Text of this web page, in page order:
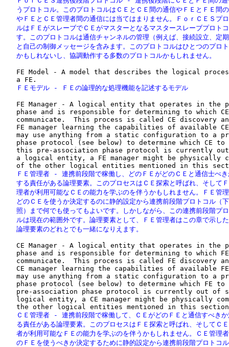
うプロトコル。このプロトコルはＣＥとＣＥ間の通信やＦＥとＦＥ間
やＦＥとＣＥ管理者間の通信には当てはまりません。ＦｏｒＣＥＳプ
ルはＦＥがスレーブでＣＥがマスターとなるマスタースレーブプロト
す。このプロトコルは通信チャンネルの管理（例えば、接続設立、定
と自己の制御メッセージを含みます。このプロトコルはひとつのプロ
   かもしれないし、協調動作する多数のプロトコルかもしれません。
FE Model - A model that describes the logical
   ＦＥモデル - ＦＥの論理的な処理機能を記述するモデル
FE Manager - A logical entity that operates in the
phase and is responsible for determining to which
communicate.  This process is called CE discovery
FE manager learning the capabilities of available
may use anything from a static configuration to a
phase protocol (see below) to determine which CE to
this pre-association phase protocol is currently
a logical entity, a FE manager might be physically
ＦＥ管理者 - 連携前段階で稼働し、どのＦＥがどのＣＥと通信士べ
する責任がある論理要素。このプロセスはＣＥ探索と呼ばれ、そして
理者が利用可能なＣＥの能力を学ぶのを伴うかもしれません。ＦＥ管
どのＣＥを使うか決定するのに静的設定から連携前段階プロトコル（
照）まで何でも使ってもよいです。しかしながら、この連携前段階プ
ルは現在の範囲外です。論理要素として、ＦＥ管理者はこの章で示し
   論理要素のどれとでも一緒になりえます。
CE Manager - A logical entity that operates in the
phase and is responsible for determining to which
communicate.  This process is called FE discovery
CE manager learning the capabilities of available
may use anything from a static configuration to a
phase protocol (see below) to determine which FE to
pre-association phase protocol is currently out of
logical entity, a CE manager might be physically
ＣＥ管理者 - 連携前段階で稼働して、ＣＥがどのＦＥと通信すべき
る責任がある論理要素。このプロセスはＦＥ探索と呼ばれ、そしてＣ
者が利用可能なＦＥの能力を学ぶのを伴うかもしれません。ＣＥ管理
のＦＥを使うべきか決定するために静的設定から連携前段階プロトコ